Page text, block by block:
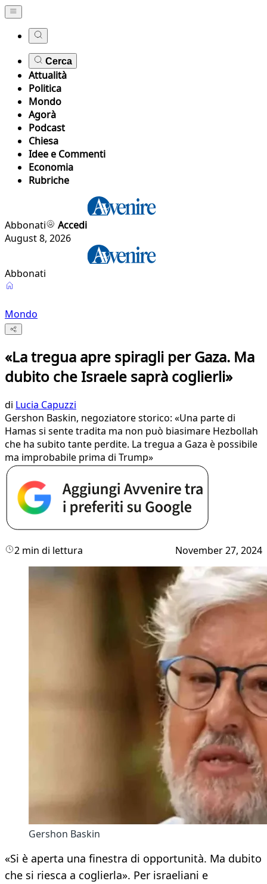
Cerca
Attualità
Politica
Mondo
Agorà
Podcast
Chiesa
Idee e Commenti
Economia
Rubriche
Abbonati
Accedi
August 8, 2026
Abbonati
Mondo
«La tregua apre spiragli per Gaza. Ma
dubito che Israele saprà coglierli»
di Lucia Capuzzi
Gershon Baskin, negoziatore storico: «Una parte di
Hamas si sente tradita ma non può biasimare Hezbollah
che ha subito tante perdite. La tregua a Gaza è possibile
ma improbabile prima di Trump»
2 min di lettura November 27, 2024
Gershon Baskin
«Si è aperta una finestra di opportunità. Ma dubito
che si riesca a coglierla». Per israeliani e